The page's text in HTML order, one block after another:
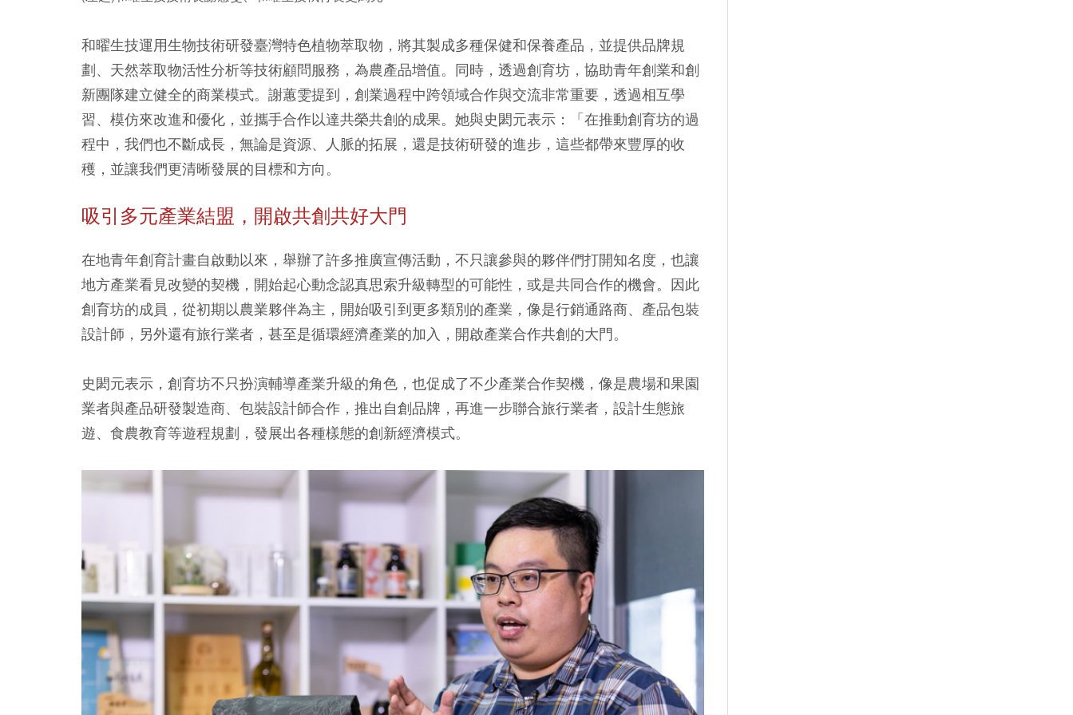
和曜生技運用生物技術研發臺灣特色植物萃取物，將其製成多種保健和保養產品，並提供品牌規
劃、天然萃取物活性分析等技術顧問服務，為農產品增值。同時，透過創育坊，協助青年創業和創
新團隊建立健全的商業模式。謝蕙雯提到，創業過程中跨領域合作與交流非常重要，透過相互學
習、模仿來改進和優化，並攜手合作以達共榮共創的成果。她與史閎元表示：「在推動創育坊的過
程中，我們也不斷成長，無論是資源、人脈的拓展，還是技術研發的進步，這些都帶來豐厚的收
穫，並讓我們更清晰發展的目標和方向。
吸引多元產業結盟，開啟共創共好大門
在地青年創育計畫自啟動以來，舉辦了許多推廣宣傳活動，不只讓參與的夥伴們打開知名度，也讓
地方產業看見改變的契機，開始起心動念認真思索升級轉型的可能性，或是共同合作的機會。因此
創育坊的成員，從初期以農業夥伴為主，開始吸引到更多類別的產業，像是行銷通路商、產品包裝
設計師，另外還有旅行業者，甚至是循環經濟產業的加入，開啟產業合作共創的大門。
史閎元表示，創育坊不只扮演輔導產業升級的角色，也促成了不少產業合作契機，像是農場和果園
業者與產品研發製造商、包裝設計師合作，推出自創品牌，再進一步聯合旅行業者，設計生態旅
遊、食農教育等遊程規劃，發展出各種樣態的創新經濟模式。